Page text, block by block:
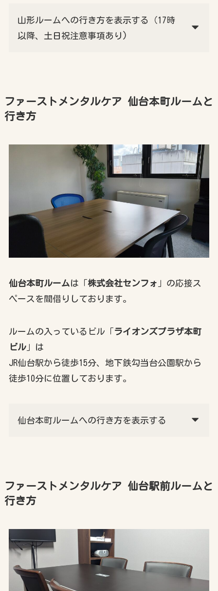
山形ルームへの行き方を表示する（17時
以降、土日祝注意事項あり)
ファーストメンタルケア 仙台本町ルームと
行き方
仙台本町ルーム は「株式会社センフォ 」の応接ス
ペースを間借りしております。
ルームの入っているビル「
ライオンズプラザ本町
ビル」は
JR仙台駅から徒歩15分、地下鉄勾当台公園駅から
徒歩10分に位置しております。
仙台本町ルームへの行き方を表示する
ファーストメンタルケア 仙台駅前ルームと
行き方